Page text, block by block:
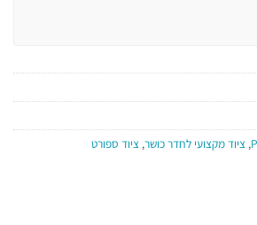
, ציוד מקצועי לחדר כושר, ציוד ספורט